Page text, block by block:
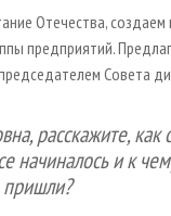
Отечества, создаем
предприятий.
Совета
расскажите, как
начиналось и к